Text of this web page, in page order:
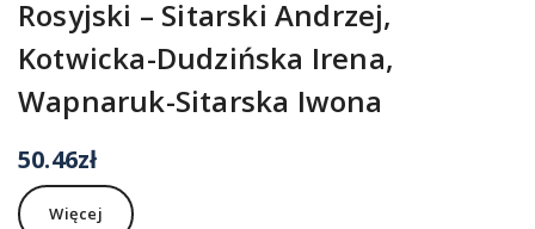
Rosyjski – Sitarski Andrzej,
Kotwicka-Dudzińska Irena,
Wapnaruk-Sitarska Iwona
50.46zł
Więcej